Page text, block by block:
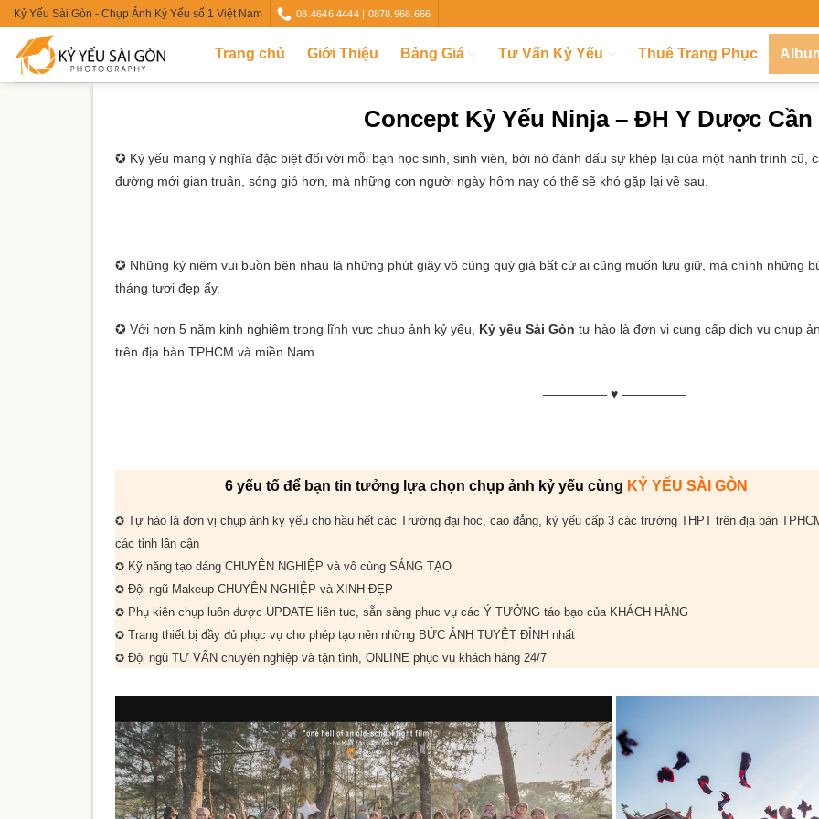
Skip
content
Kỷ Yếu Sài Gòn - Chụp Ảnh Kỷ Yếu số 1 Việt Nam 08.4646.4444 | 0878.968.666
Trang chủ Giới Thiệu Bảng Giá Tư Vấn Kỷ Yếu Thuê Trang Phục
Concept Kỷ Yếu Ninja – ĐH Y Dược
✪ Kỷ yếu mang ý nghĩa đặc biệt đối với mỗi bạn học sinh, sinh viên, bởi nó đánh dấu sự khép lại của một hành trình cũ,
đường mới gian truân, sóng gió hơn, mà những con người ngày hôm nay có thể sẽ khó gặp lại về sau.
✪ Những kỷ niệm vui buồn bên nhau là những phút giây vô cùng quý giá bất cứ ai cũng muốn lưu giữ, mà chính những
tháng tươi đẹp ấy.
✪ Với hơn 5 năm kinh nghiệm trong lĩnh vực chụp ảnh kỷ yếu, Kỷ yếu Sài Gòn tự hào là đơn vị cung cấp dịch vụ chụp
trên địa bàn TPHCM và miền Nam.
————— ♥ —————
6 yếu tố để bạn tin tưởng lựa chọn chụp ảnh kỷ yếu cùng KỶ YẾU SÀI GÒN
✪ Tự hào là đơn vị chụp ảnh kỷ yếu cho hầu hết các Trường đại học, cao đẳng, kỷ yếu cấp 3 các trường THPT trên địa bàn
các tỉnh lân cận
✪ Kỹ năng tạo dáng CHUYÊN NGHIỆP và vô cùng SÁNG TẠO
✪ Đội ngũ Makeup CHUYÊN NGHIỆP và XINH ĐẸP
✪ Phụ kiện chụp luôn được UPDATE liên tục, sẵn sàng phục vụ các Ý TƯỞNG táo bạo của KHÁCH HÀNG
✪ Trang thiết bị đầy đủ phục vụ cho phép tạo nên những BỨC ẢNH TUYỆT ĐỈNH nhất
✪ Đội ngũ TƯ VẤN chuyên nghiệp và tận tình, ONLINE phục vụ khách hàng 24/7